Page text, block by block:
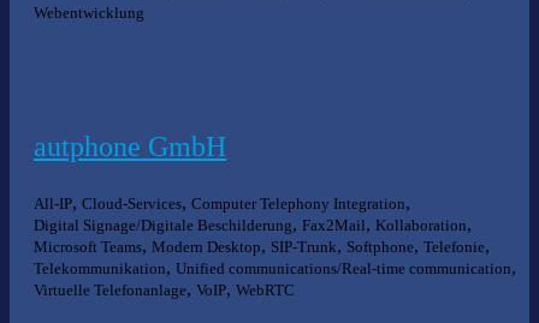
Webentwicklung
autphone GmbH
All-IP, Cloud-Services, Computer Telephony Integration,
Digital Signage/Digitale Beschilderung, Fax2Mail, Kollaboration,
Microsoft Teams, Modern Desktop, SIP-Trunk, Softphone, Telefonie,
Telekommunikation, Unified communications/Real-time communication,
Virtuelle Telefonanlage, VoIP, WebRTC